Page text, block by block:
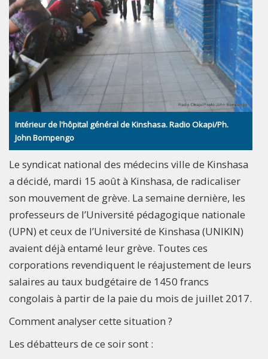
Intérieur de l'hôpital général de Kinshasa. Radio Okapi/Ph.
John Bompengo
Le syndicat national des médecins ville de Kinshasa
a décidé, mardi 15 août à Kinshasa, de radicaliser
son mouvement de grève. La semaine dernière, les
professeurs de l’Université pédagogique nationale
(UPN) et ceux de l’Université de Kinshasa (UNIKIN)
avaient déjà entamé leur grève. Toutes ces
corporations revendiquent le réajustement de leurs
salaires au taux budgétaire de 1450 francs
congolais à partir de la paie du mois de juillet 2017.
Comment analyser cette situation ?
Les débatteurs de ce soir sont :